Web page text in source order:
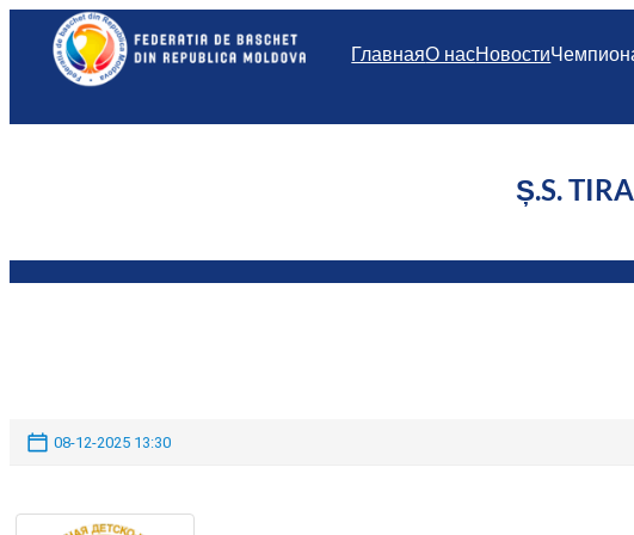
Перейти
содержимому
ГлавнаяО насНовости
Ș.S.
08-12-2025 13:30